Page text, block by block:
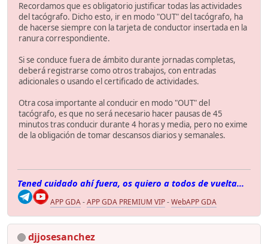
Recordamos que es obligatorio justificar todas las actividades
del tacógrafo. Dicho esto, ir en modo "OUT" del tacógrafo, ha
de hacerse siempre con la tarjeta de conductor insertada en la
ranura correspondiente.
Si se conduce fuera de ámbito durante jornadas completas,
deberá registrarse como otros trabajos, con entradas
adicionales o usando el certificado de actividades.
Otra cosa importante al conducir en modo "OUT" del
tacógrafo, es que no será necesario hacer pausas de 45
minutos tras conducir durante 4 horas y media, pero no exime
de la obligación de tomar descansos diarios y semanales.
Tened cuidado ahí fuera, os quiero a todos de vuelta...
APP GDA-APP GDA PREMIUM VIP-WebAPP GDA
djjosesanchez